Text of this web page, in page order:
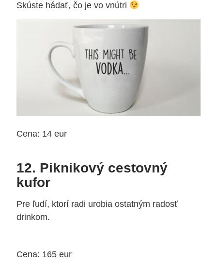
Skúste hádať, čo je vo vnútri
Cena: 14 eur
12. Piknikový cestovný
kufor
Pre ľudí, ktorí radi urobia ostatným radosť
drinkom.
Cena: 165 eur